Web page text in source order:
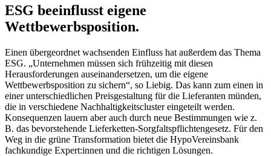
ESG beeinflusst eigene
Wettbewerbsposition.
Einen übergeordnet wachsenden Einfluss hat außerdem das Thema
ESG. „Unternehmen müssen sich frühzeitig mit diesen
Herausforderungen auseinandersetzen, um die eigene
Wettbewerbsposition zu sichern“, so Liebig. Das kann zum einen in
einer unterschiedlichen Preisgestaltung für die Lieferanten münden,
die in verschiedene Nachhaltigkeitscluster eingeteilt werden.
Konsequenzen lauern aber auch durch neue Bestimmungen wie z.
B. das bevorstehende Lieferketten-Sorgfaltspflichtengesetz. Für den
Weg in die grüne Transformation bietet die HypoVereinsbank
fachkundige Expert:innen und die richtigen Lösungen.